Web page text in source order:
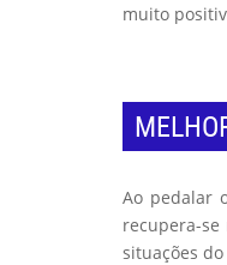
muito
Ao pedalar
recupera-
situações